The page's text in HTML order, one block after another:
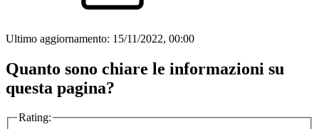
Ultimo aggiornamento: 15/11/2022, 00:00
Quanto sono chiare le informazioni su
questa pagina?
Rating: